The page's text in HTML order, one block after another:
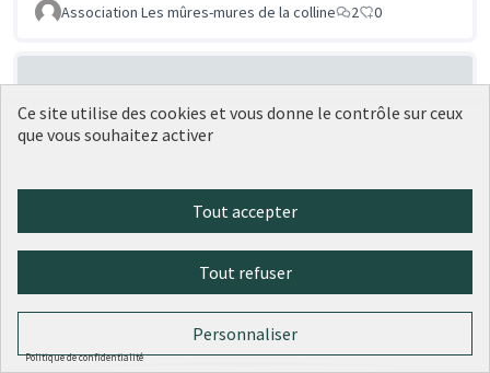
Association Les mûres-mures de la colline 2 0
Création d'une bibiotheque de
prêt d'objets utiles
Soumise
Ce site utilise des cookies et vous donne le contrôle sur ceux
que vous souhaitez activer
Tout accepter
Tout refuser
Personnaliser
Politique de confidentialité